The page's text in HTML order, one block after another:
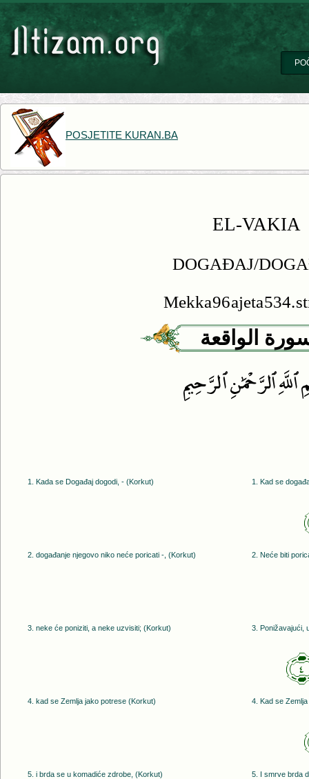
POSJETITE KURAN.BA
EL-VAKIA
DOGAĐAJ/
Mekka 96 ajeta 534.
الواقعة
ٱلرَّحْمَٰنِ ٱ لرَّحِيمِ
1. Kada se Događaj dogodi, - (Korkut) 1. Kad se
2. događanje njegovo niko neće poricati -, (Korkut) 2. Neće biti
3. neke će poniziti, a neke uzvisiti; (Korkut) 3. Ponižavajući,
4. kad se Zemlja jako potrese (Korkut) 4. Kad se
5. i brda se u komadiće zdrobe, (Korkut) 5. I smrve brda